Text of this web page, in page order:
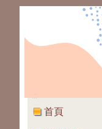
:::
首頁